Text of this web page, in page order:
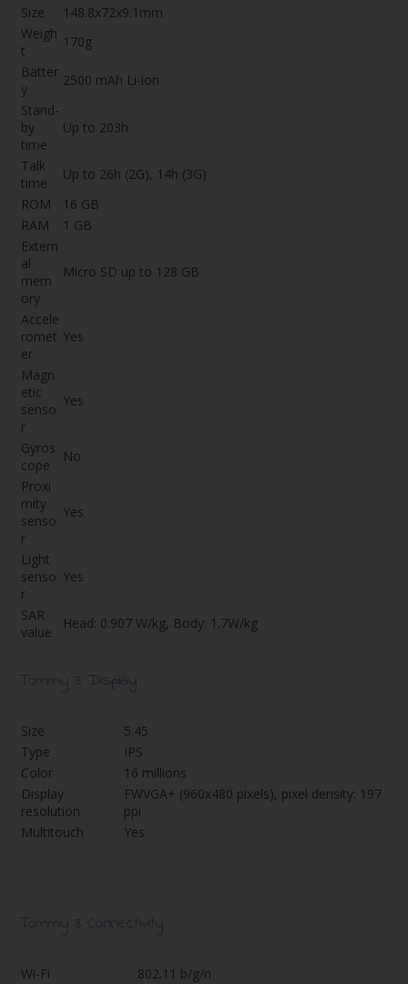
Size
148.8x72x9.1mm
Weigh
t
170g
Batter
y
2500 mAh Li-ion
Stand-
by
time
Up to 203h
Talk
time
Up to 26h (2G), 14h (3G)
ROM
16 GB
RAM
1 GB
Extern
al
mem
ory
Micro SD up to 128 GB
Accele
romet
er
Yes
Magn
etic
senso
r
Yes
Gyros
cope
No
Proxi
mity
senso
r
Yes
Light
senso
r
Yes
SAR
value
Head: 0.907 W/kg, Body: 1.7W/kg
Tommy 3 Display
Size
5.45
Type
IPS
Color
16 millions
Display
resolution
FWVGA+ (960x480 pixels), pixel density: 197
ppi
Multitouch
Yes
Tommy 3 Connectivity
Wi-Fi
802.11 b/g/n